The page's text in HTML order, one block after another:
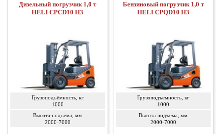
Дизельный погрузчик 1,0 т
HELI CPСD10 H3
Грузоподъёмность, кг
1000
Высота подъёма, мм
2000-7000
Бензиновый погрузчик 1,0 т
HELI CPQD10 H3
Грузоподъёмность, кг
1000
Высота подъёма, мм
2000-7000